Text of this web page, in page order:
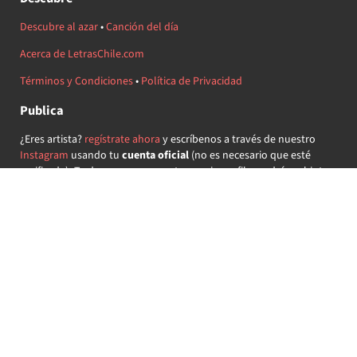
Descubre al azar•Canción del día
Acerca de LetrasChile.com
Términos y Condiciones• Política de Privacidad
Publica
¿Eres artista? regístrate ahora y escríbenos a través de nuestro
Instagram usando tu cuenta oficial(no es necesario que esté
verificada) ¡Te daremos acceso a tu propio perfil y podrás subir tus